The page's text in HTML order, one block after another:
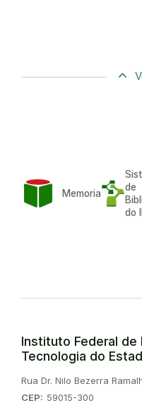
Memoria
de
do
Instituto Federal de
Tecnologia do
Endereço:
Rua Dr. Nilo Bezerra
CEP: 59015-300